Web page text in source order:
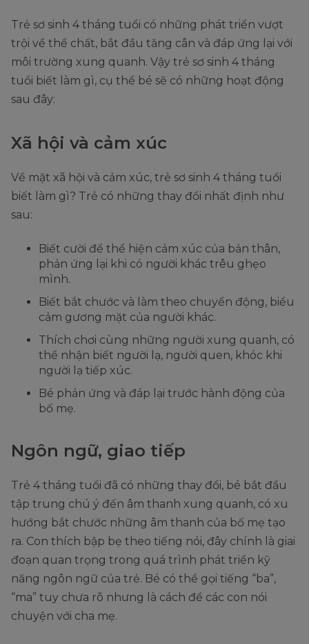
Trẻ sơ sinh 4 tháng tuổi có những phát triển vượt
trội về thể chất, bắt đầu tăng cân và đáp ứng lại với
môi trường xung quanh. Vậy trẻ sơ sinh 4 tháng
tuổi biết làm gì, cụ thể bé sẽ có những hoạt động
sau đây:
Xã hội và cảm xúc
Về mặt xã hội và cảm xúc, trẻ sơ sinh 4 tháng tuổi
biết làm gì? Trẻ có những thay đổi nhất định như
sau:
Biết cười để thể hiện cảm xúc của bản thân,
phản ứng lại khi có người khác trêu ghẹo
mình.
Biết bắt chước và làm theo chuyển động, biểu
cảm gương mặt của người khác.
Thích chơi cùng những người xung quanh, có
thể nhận biết người lạ, người quen, khóc khi
người lạ tiếp xúc.
Bé phản ứng và đáp lại trước hành động của
bố mẹ.
Ngôn ngữ, giao tiếp
Trẻ 4 tháng tuổi đã có những thay đổi, bé bắt đầu
tập trung chú ý đến âm thanh xung quanh, có xu
hướng bắt chước những âm thanh của bố mẹ tạo
ra. Con thích bập bẹ theo tiếng nói, đây chính là giai
đoạn quan trọng trong quá trình phát triển kỹ
năng ngôn ngữ của trẻ. Bé có thể gọi tiếng “ba”,
“ma” tuy chưa rõ nhưng là cách để các con nói
chuyện với cha mẹ.